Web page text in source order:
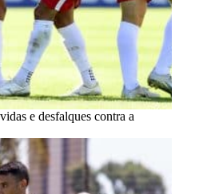
e desfalques contra a